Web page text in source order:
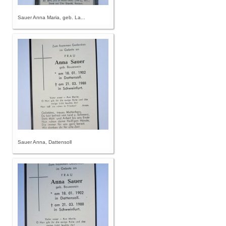
Sauer Anna Maria, geb. La...
Sauer Anna, Dattensoll